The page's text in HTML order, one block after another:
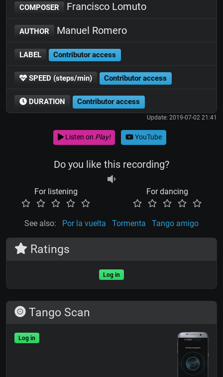
COMPOSER Francisco Lomuto
AUTHOR Manuel Romero
LABEL Contributor access
SPEED (steps/min) Contributor access
DURATION Contributor access
Update: 2019-07-02 21:41
Listen on Play! YouTube
Do you like this recording?
For listening For dancing
See also: Por la vuelta Tormenta Tango amigo
Ratings
Log in
Tango Scan
Log in